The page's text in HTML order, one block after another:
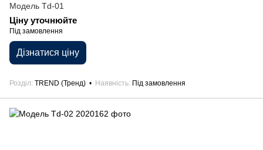
Модель Td-01
Ціну уточнюйте
Під замовлення
Дізнатися ціну
Розділ TREND (Тренд) Наявність Під замовлення